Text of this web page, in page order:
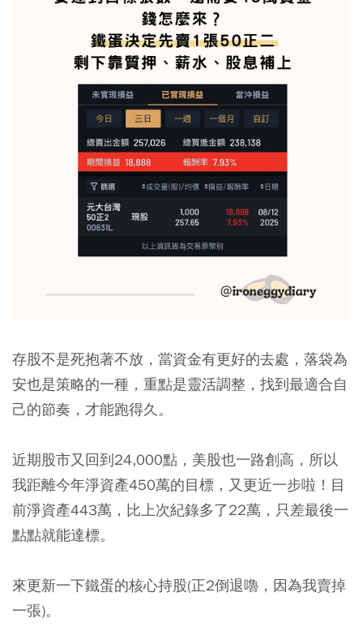
存股不是死抱著不放，當資金有更好的去處，落袋為
安也是策略的一種，重點是靈活調整，找到最適合自
己的節奏，才能跑得久。
近期股市又回到24,000點，美股也一路創高，所以
我距離今年淨資產450萬的目標，又更近一步啦！目
前淨資產443萬，比上次紀錄多了22萬，只差最後一
點點就能達標。
來更新一下鐵蛋的核心持股(正2倒退嚕，因為我賣掉
一張)。